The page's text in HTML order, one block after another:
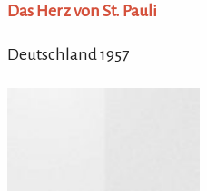
Das Herz von St. Pauli
Deutschland 1957